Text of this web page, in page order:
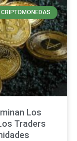
CRIPTOMONEDAS
Los
Traders